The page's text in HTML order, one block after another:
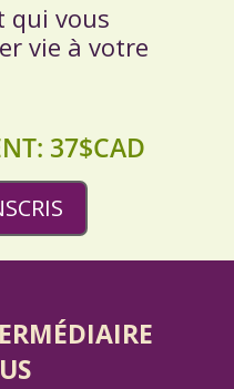
qui vous
vie à votre
37$CAD